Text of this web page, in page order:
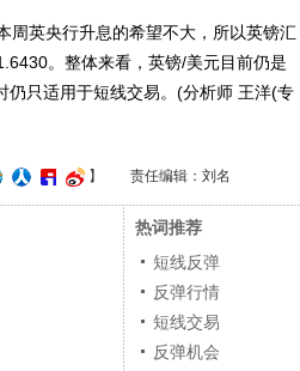
英央行升息的希望不大，所以英镑汇
。整体来看，英镑/美元目前仍是
仍只适用于短线交易。(分析师 王洋(专
】 责任编辑：刘名
热词推荐
短线反弹
反弹行情
短线交易
反弹机会